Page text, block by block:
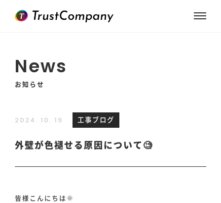
News
お知らせ
2024. 10. 19 工事ブログ
外壁が色褪せる原因について🧐
皆様こんにちは🌞